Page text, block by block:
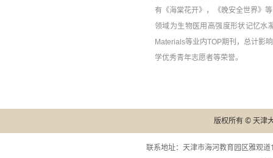
有《海棠花开》，《晚安全世界》
领域为生物医用高强度形状记忆水
Materials等业内TOP期刊，总计影
学优秀青年志愿者等荣誉。
版权所有 © 天津
联系地址：天津市海河教育园区雅观